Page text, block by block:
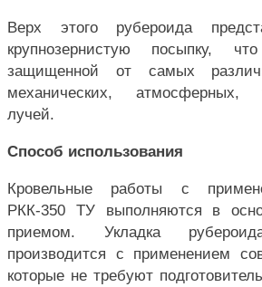
Верх этого рубероида
крупнозернистую посыпку,
защищенной от самых
механических, атмосферных,
лучей.
Способ использования
Кровельные работы с
РКК-350 ТУ выполняются в
приемом. Укладка
производится с применением
которые не требуют